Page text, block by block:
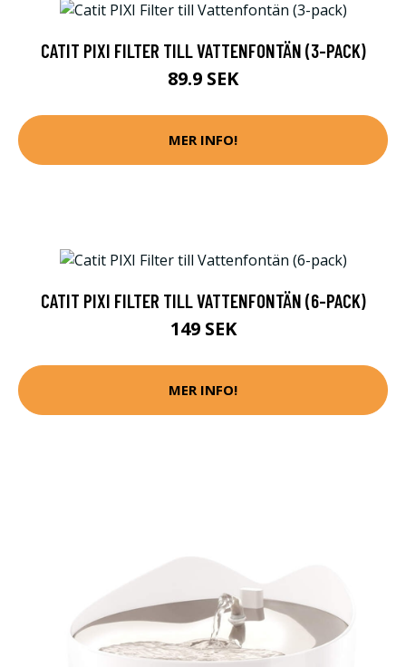
CATIT PIXI FILTER TILL VATTENFONTÄN (3-PACK)
89.9 SEK
MER INFO!
CATIT PIXI FILTER TILL VATTENFONTÄN (6-PACK)
149 SEK
MER INFO!